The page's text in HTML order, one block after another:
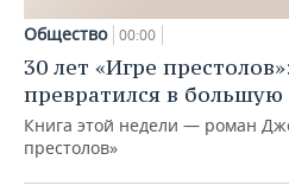
Общество 00:00
30 лет «Игре
превратился в большую
Книга этой недели — роман
престолов»